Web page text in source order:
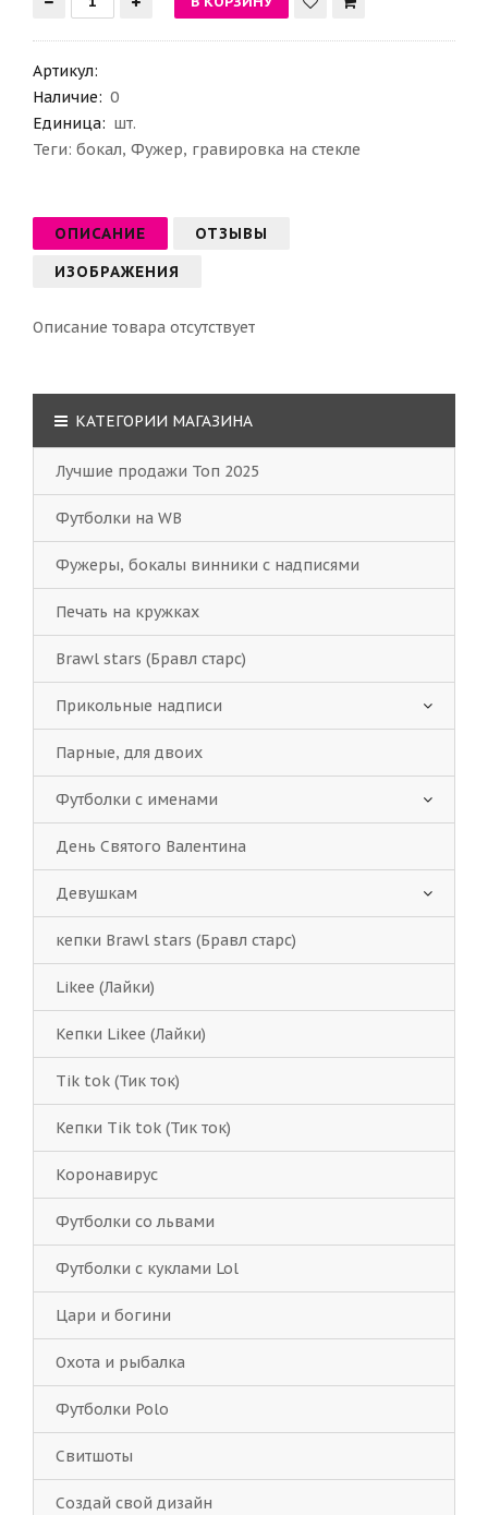
Артикул:
Наличие: 0
Единица: шт.
Теги: бокал, Фужер, гравировка на стекле
ОПИСАНИЕ
ОТЗЫВЫ
ИЗОБРАЖЕНИЯ
Описание товара отсутствует
КАТЕГОРИИ МАГАЗИНА
Лучшие продажи Топ 2025
Футболки на WB
Фужеры, бокалы винники с надписями
Печать на кружках
Brawl stars (Бравл старс)
Прикольные надписи
Парные, для двоих
Футболки с именами
День Святого Валентина
Девушкам
кепки Brawl stars (Бравл старс)
Likee (Лайки)
Кепки Likee (Лайки)
Tik tok (Тик ток)
Кепки Tik tok (Тик ток)
Коронавирус
Футболки со львами
Футболки с куклами Lol
Цари и богини
Охота и рыбалка
Футболки Polo
Свитшоты
Создай свой дизайн